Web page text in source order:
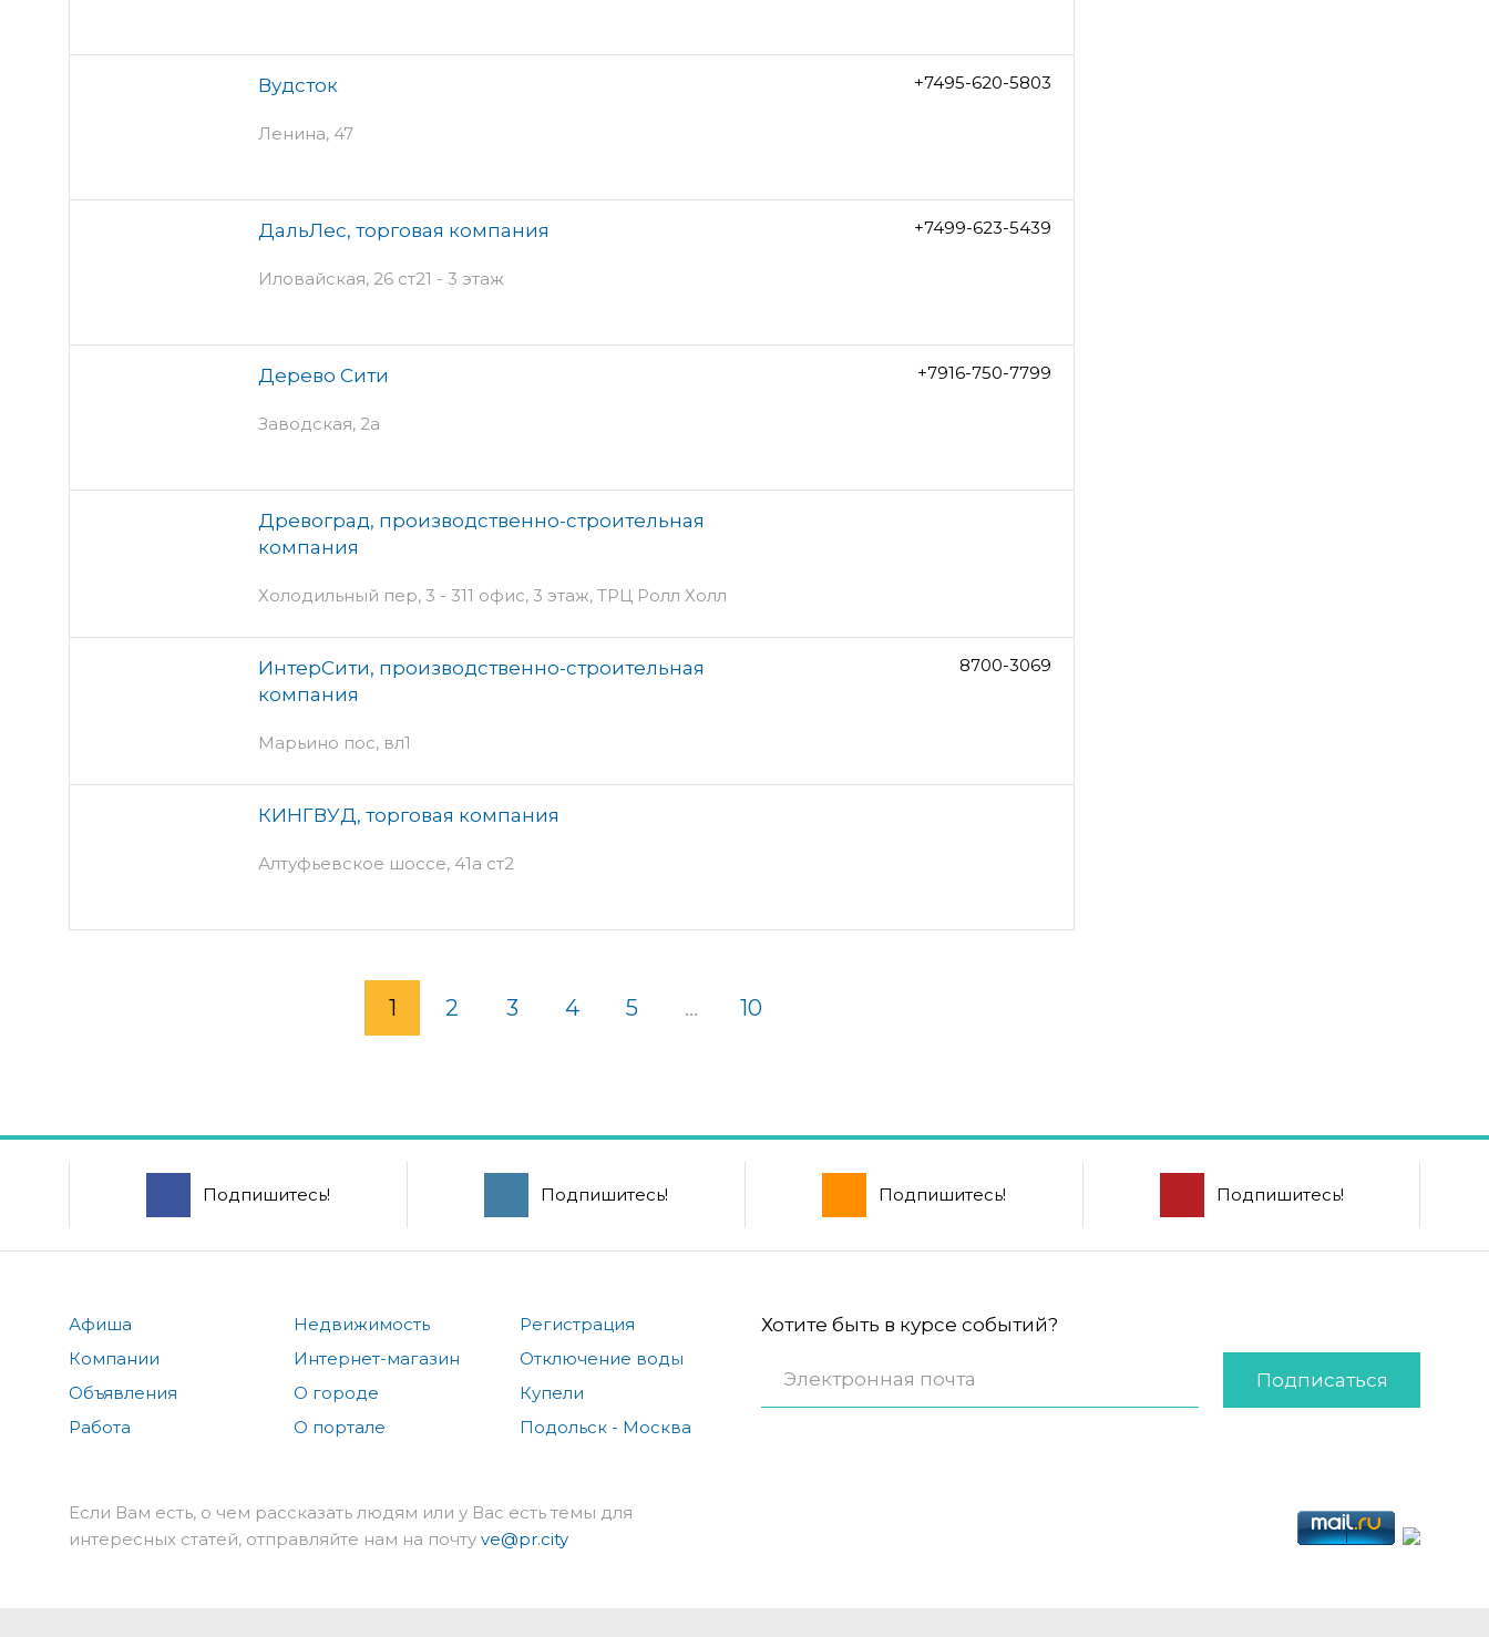
Вудсток
Ленина, 47
+7495-620-5803
ДальЛес, торговая компания
Иловайская, 26 ст21 - 3 этаж
+7499-623-5439
Дерево Сити
Заводская, 2а
+7916-750-7799
Древоград, производственно-строительная
компания
Холодильный пер, 3 - 311 офис, 3 этаж, ТРЦ Ролл Холл
ИнтерСити, производственно-строительная
компания
Марьино пос, вл1
8700-3069
КИНГВУД, торговая компания
Алтуфьевское шоссе, 41а ст2
1 2 3 4 5 ... 10
Подпишитесь! Подпишитесь! Подпишитесь! Подпишитесь!
Афиша
Компании
Объявления
Работа
Недвижимость
Интернет-магазин
О городе
О портале
Регистрация
Отключение воды
Купели
Подольск - Москва
Хотите быть в курсе событий?
Подписаться
Если Вам есть, о чем рассказать людям или у Вас есть темы для
интересных статей, отправляйте нам на почту ve@pr.city